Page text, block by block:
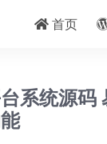
首页
系统源码